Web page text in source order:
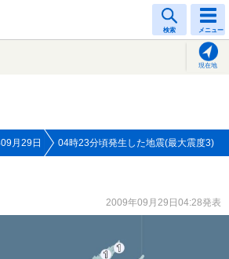
検索 メニュー
現在地
月29日 04時23分頃発生した地震(最大震度3)
2009年09月29日04:28発表